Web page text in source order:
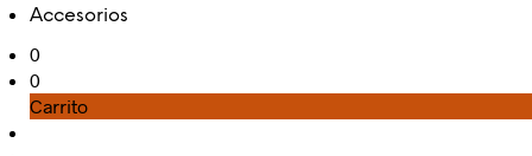
Accesorios
0
0
Carrito